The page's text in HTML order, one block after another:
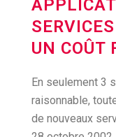
UN COÛT
En seulement 3
raisonnable,
de nouveaux